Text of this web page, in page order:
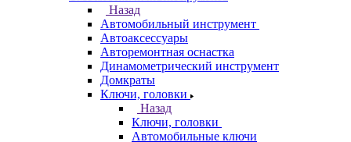
Назад
Автомобильный инструмент
Автоаксессуары
Авторемонтная оснастка
Динамометрический инструмент
Домкраты
Ключи, головки
Назад
Ключи, головки
Автомобильные ключи